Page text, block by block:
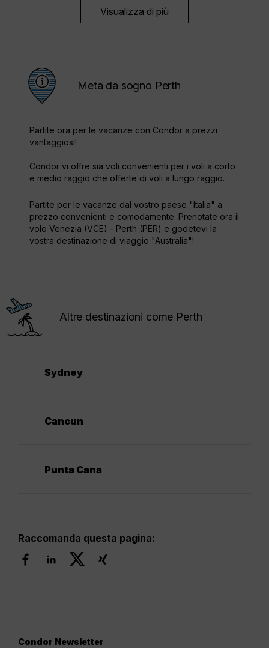
Visualizza di più
Meta da sogno Perth
Partite ora per le vacanze con Condor a prezzi
vantaggiosi!
Condor vi offre sia voli convenienti per i voli a corto
e medio raggio che offerte di voli a lungo raggio.
Partite per le vacanze dal vostro paese "Italia" a
prezzo convenienti e comodamente. Prenotate ora il
volo Venezia (VCE) - Perth (PER) e godetevi la
vostra destinazione di viaggio "Australia"!
Altre destinazioni come Perth
Sydney
Cancun
Punta Cana
Raccomanda questa pagina:
Condor Newsletter